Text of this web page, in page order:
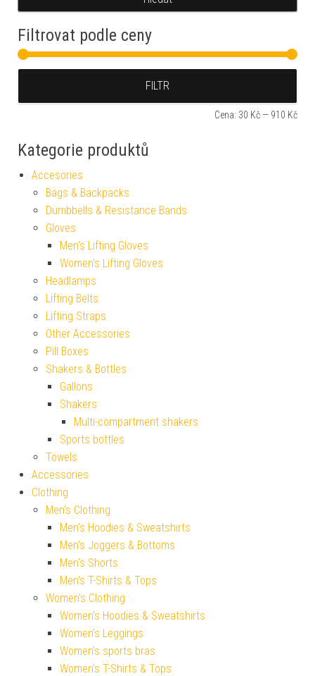
Filtrovat podle ceny
FILTR
Cena: 30 Kč — 910 Kč
Kategorie produktů
Accesories
Bags & Backpacks
Dumbbells & Resistance Bands
Gloves
Men's Lifting Gloves
Women's Lifting Gloves
Headlamps
Lifting Belts
Lifting Straps
Other Accessories
Pill Boxes
Shakers & Bottles
Gallons
Shakers
Multi-compartment shakers
Sports bottles
Towels
Accessories
Clothing
Men's Clothing
Men's Hoodies & Sweatshirts
Men's Joggers & Bottoms
Men's Shorts
Men's T-Shirts & Tops
Women's Clothing
Women's Hoodies & Sweatshirts
Women's Leggings
Women's sports bras
Women's T-Shirts & Tops